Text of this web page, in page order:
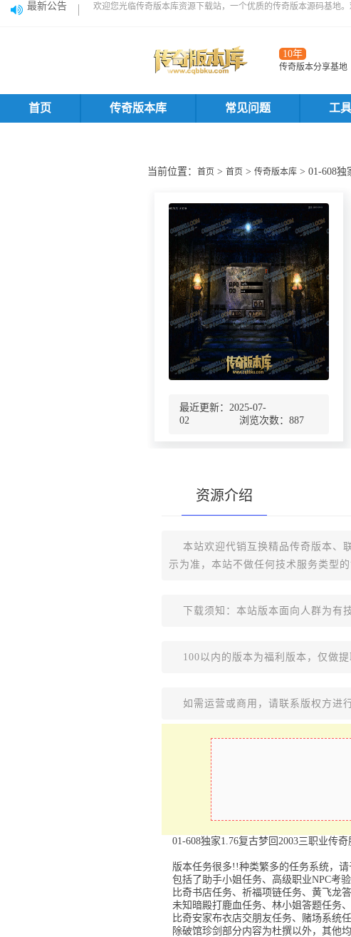
最新公告 欢迎您光临传奇版本库资源下载站，一个优质的传奇版本源码基地。
10年
传奇版本分享基地
首页 传奇版本库 常见问题 工
当前位置： 首页 > 首页 > 传奇版本库 > 01-608
最近更新：2025-07-
02 浏览次数： 887
资源介绍
本站欢迎代销互换精品传奇版本、
示为准，本站不做任何技术服务类型的
下载须知：本站版本面向人群为有
100以内的版本为福利版本，仅做
如需运营或商用，请联系版权方进
01-608独家1.76复古梦回2003三职业传
版本任务很多!!种类繁多的任务系统，请
包括了助手小姐任务、高级职业NPC考验
比奇书店任务、祈福项链任务、黄飞龙
未知暗殿打鹿血任务、林小姐答题任务
比奇安家布衣店交朋友任务、赌场系统
除破馆珍剑部分内容为杜撰以外，其他